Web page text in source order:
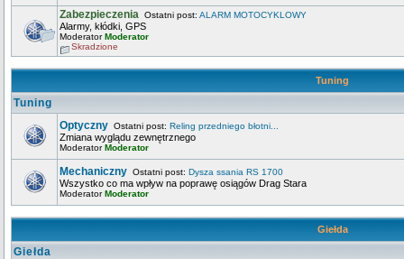
Zabezpieczenia Ostatni post: ALARM MOTOCYKLOWY
Alarmy, kłódki, GPS
ModeratorModerator
Skradzione
Tuning
Tuning
Optyczny Ostatni post: Reling przedniego błotni...
Zmiana wyglądu zewnętrznego
ModeratorModerator
Mechaniczny Ostatni post: Dysza ssania RS 1700
Wszystko co ma wpływ na poprawę osiągów Drag Stara
ModeratorModerator
Giełda
Giełda